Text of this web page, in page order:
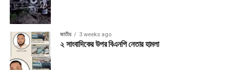
জাতীয় 3 weeks ago
২ সাংবাদিকের উপর বিএনপি নেতার হামলা